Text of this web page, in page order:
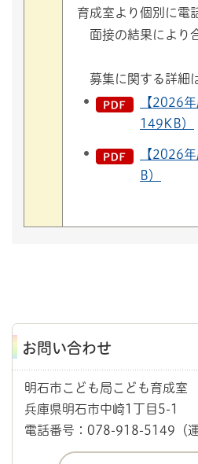
育成室より個別に電
面接の結果により
募集に関する詳細
【2026
149KB）
【2026
B）
お問い合わせ
明石市こども局こども育成室
兵庫県明石市中崎1丁目5-1
電話番号：078-918-5149（運